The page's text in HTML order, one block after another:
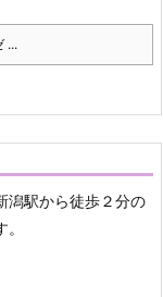
...
潟駅から徒歩２分の